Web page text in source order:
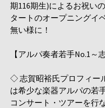
期116期生)によるお祝い
タートのオープニングイ
無い様に！
【アルパ奏者若手No.1～
◇ 志賀昭裕氏プロフィー
は希少な楽器アルパの若
コンサート・ツアーを行